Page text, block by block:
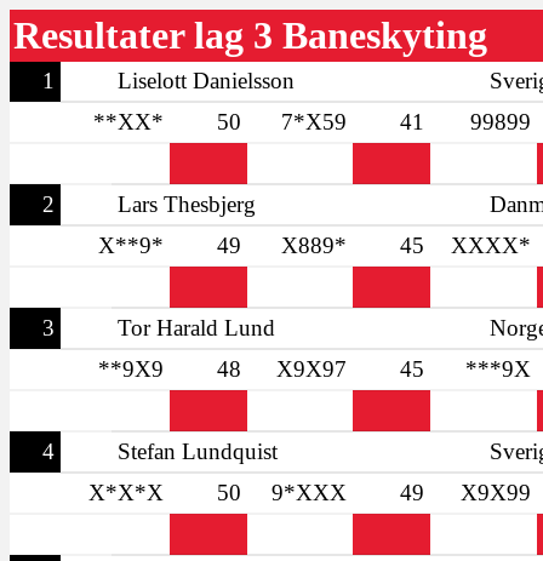
Resultater lag 3 Baneskyting
1 Liselott Danielsson
**XX*
50 7*X59 41 99899
2 Lars Thesbjerg
X**9*
49 X889* 45 XXXX*
3 Tor Harald Lund
**9X9
48 X9X97 45 ***9X
4 Stefan Lundquist
X*X*X
50 9*XXX 49 X9X99